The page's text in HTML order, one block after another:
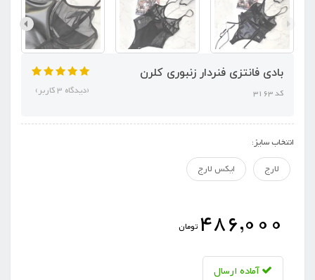
بادی فانتزی فنردار زنبوری کلرن
کد 3163 (دیدگاه 3 کاربر)
انتخاب سایز:
لارج
ایکس لارج
486,000 تومان
آماده ارسال